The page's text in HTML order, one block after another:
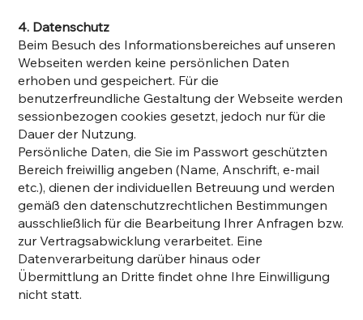
4. Datenschutz
Beim Besuch des Informationsbereiches auf unseren
Webseiten werden keine persönlichen Daten
erhoben und gespeichert. Für die
benutzerfreundliche Gestaltung der Webseite werden
sessionbezogen cookies gesetzt, jedoch nur für die
Dauer der Nutzung.
Persönliche Daten, die Sie im Passwort geschützten
Bereich freiwillig angeben (Name, Anschrift, e-mail
etc.), dienen der individuellen Betreuung und werden
gemäß den datenschutzrechtlichen Bestimmungen
ausschließlich für die Bearbeitung Ihrer Anfragen bzw.
zur Vertragsabwicklung verarbeitet. Eine
Datenverarbeitung darüber hinaus oder
Übermittlung an Dritte findet ohne Ihre Einwilligung
nicht statt.